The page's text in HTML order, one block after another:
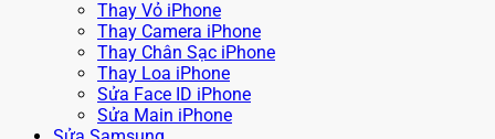
Thay Vỏ iPhone
Thay Camera iPhone
Thay Chân Sạc iPhone
Thay Loa iPhone
Sửa Face ID iPhone
Sửa Main iPhone